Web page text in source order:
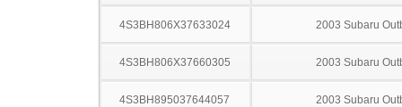
4S3BH806X37633024 2003 Subaru
4S3BH806X37660305 2003 Subaru
4S3BH895037644057 2003 Subaru